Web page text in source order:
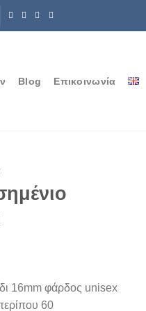
Blog Επικοινωνία
16mm φάρδος unisex
60